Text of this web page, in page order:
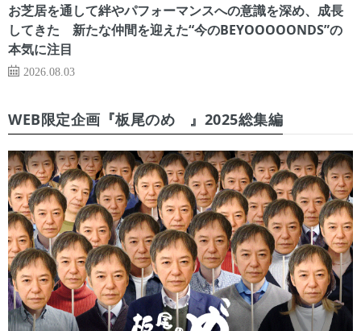
お芝居を通して絆やパフォーマンスへの意識を深め、成長
してきた 新たな仲間を迎えた“今のBEYOOOOONDS”の
本気に注目
2026.08.03
WEB限定企画『板尾のめ゙』2025総集編